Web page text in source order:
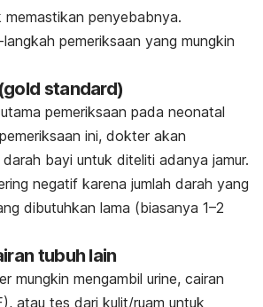
memastikan penyebabnya.
pemeriksaan yang mungkin
gold standard)
pemeriksaan pada neonatal
ini, dokter akan
bayi untuk diteliti adanya jamur.
negatif karena jumlah darah yang
dibutuhkan lama (biasanya 1–2
tubuh lain
mungkin mengambil urine, cairan
atau tes dari kulit/ruam untuk